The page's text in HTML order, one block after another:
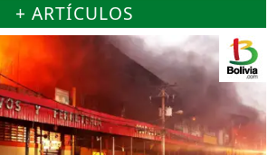
+ ARTÍCULOS